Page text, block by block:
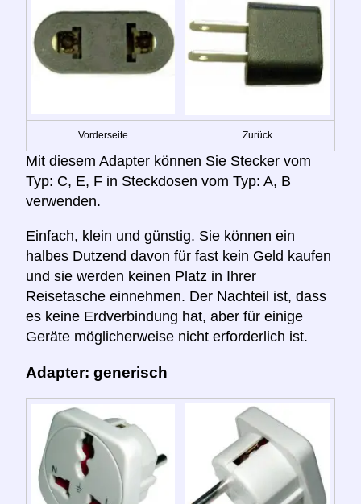
Vorderseite Zurück
Mit diesem Adapter können Sie Stecker vom
Typ: C, E, F in Steckdosen vom Typ: A, B
verwenden.
Einfach, klein und günstig. Sie können ein
halbes Dutzend davon für fast kein Geld kaufen
und sie werden keinen Platz in Ihrer
Reisetasche einnehmen. Der Nachteil ist, dass
es keine Erdverbindung hat, aber für einige
Geräte möglicherweise nicht erforderlich ist.
Adapter: generisch